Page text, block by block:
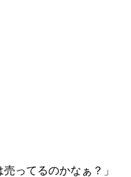
ってるのかなぁ？」